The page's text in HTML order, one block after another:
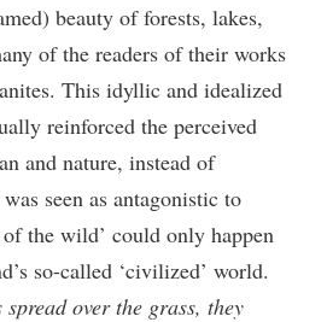
beauty of forests, lakes,
of the readers of their works
This idyllic and idealized
reinforced the perceived
and nature, instead of
seen as antagonistic to
the wild’ could only happen
so-called ‘civilized’ world.
over the grass, they